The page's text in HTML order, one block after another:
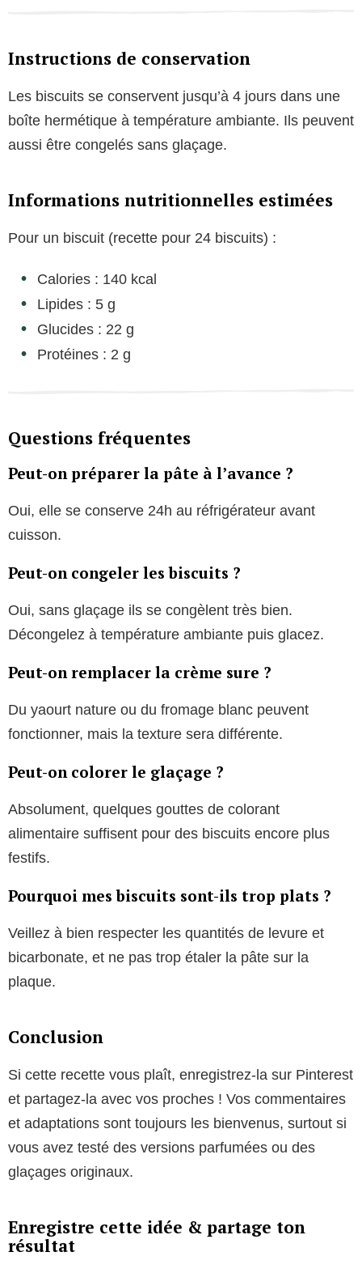
Instructions de conservation
Les biscuits se conservent jusqu’à 4 jours dans une
boîte hermétique à température ambiante. Ils peuvent
aussi être congelés sans glaçage.
Informations nutritionnelles estimées
Pour un biscuit (recette pour 24 biscuits) :
Calories : 140 kcal
Lipides : 5 g
Glucides : 22 g
Protéines : 2 g
Questions fréquentes
Peut-on préparer la pâte à l’avance ?
Oui, elle se conserve 24h au réfrigérateur avant
cuisson.
Peut-on congeler les biscuits ?
Oui, sans glaçage ils se congèlent très bien.
Décongelez à température ambiante puis glacez.
Peut-on remplacer la crème sure ?
Du yaourt nature ou du fromage blanc peuvent
fonctionner, mais la texture sera différente.
Peut-on colorer le glaçage ?
Absolument, quelques gouttes de colorant
alimentaire suffisent pour des biscuits encore plus
festifs.
Pourquoi mes biscuits sont-ils trop plats ?
Veillez à bien respecter les quantités de levure et
bicarbonate, et ne pas trop étaler la pâte sur la
plaque.
Conclusion
Si cette recette vous plaît, enregistrez-la sur Pinterest
et partagez-la avec vos proches ! Vos commentaires
et adaptations sont toujours les bienvenus, surtout si
vous avez testé des versions parfumées ou des
glaçages originaux.
Enregistre cette idée & partage ton
résultat